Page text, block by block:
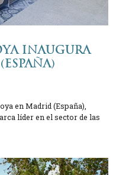
INAUGURA
en Madrid (España),
líder en el sector de las